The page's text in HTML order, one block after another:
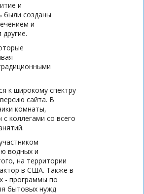
и
были созданы
и
к широкому спектру
сайта. В
комнаты,
коллегами со всего
водных и
на территории
в США. Также в
- программы по
бытовых нужд